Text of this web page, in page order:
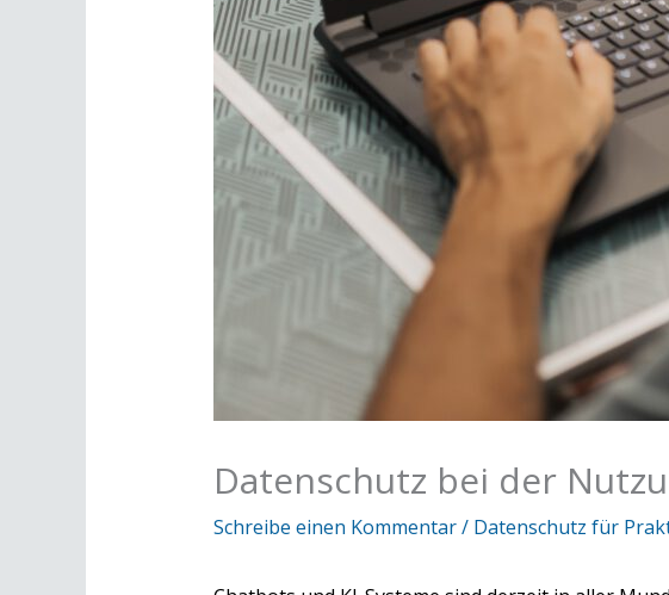
Datenschutz bei der
Schreibe einen Kommentar/ Datenschutz für